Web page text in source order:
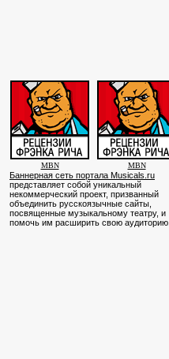
MBN MBN
Баннерная сеть портала Musicals.ru
представляет собой уникальный
некоммерческий проект, призванный
объединить русскоязычные сайты,
посвященные музыкальному театру, и
помочь им расширить свою аудиторию.